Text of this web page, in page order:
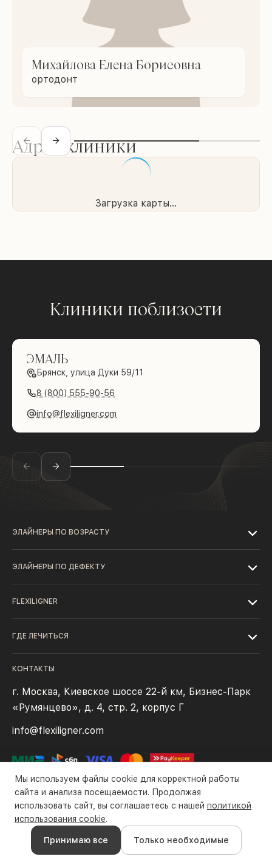
Михайлова Елена Борисовна
ортодонт
Адрес клиники
Загрузка карты...
Клиники поблизости
ЭМАЛЬ
Брянск, улица Дуки 59/11
8 (800) 555-90-56
info@flexiligner.com
ЭЛАЙНЕРЫ ПО ВОЗРАСТУ
ЭЛАЙНЕРЫ ПО ДЕФЕКТУ
FLEXILIGNER
ГДЕ ЛЕЧИТЬСЯ
КОНТАКТЫ
г. Москва, Киевское шоссе 22-й км, Бизнес-Парк
«Румянцево», д. 4, стр. 2, корпус Г
info@flexiligner.com
Все права защищены компанией ООО «Флексилайнер». ©2016-
2026 гг.
Политика конфиденциальности Файлы cookie Правила оплаты
Мы используем файлы cookie для корректной работы
сайта и анализа посещаемости. Продолжая
использовать сайт, вы соглашаетесь с нашей политикой
использования cookie.
Принимаю все Только необходимые